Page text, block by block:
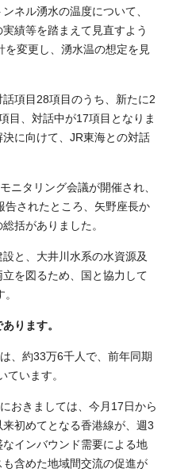
ネル湧水の温度について、
績等を踏まえて見直すよう
を変更し、湧水温の想定を見
項目28項目のうち、新たに2
目、対話中が17項目となりま
に向けて、JR東海との対話
ニタリング会議が開催され、
告されたところ、矢野座長か
括がありました。
と、大井川水系の水資源及
を図るため、国と協力して
ります。
、約33万6千人で、前年同期
ています。
おきましては、今月17日から
初めてとなる香港線が、週3
インバウンド需要による地
含めた地域間交流の促進が